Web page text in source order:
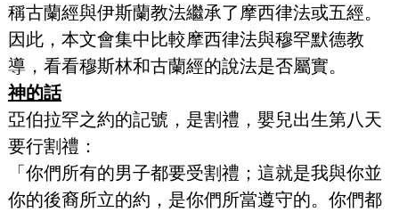
稱古蘭經與伊斯蘭教法繼承了摩西律法或五經。
因此，本文會集中比較摩西律法與穆罕默德教
導，看看穆斯林和古蘭經的說法是否屬實。
神的話
亞伯拉罕之約的記號，是割禮，嬰兒出生第八天
要行割禮：
「你們所有的男子都要受割禮；這就是我與你並
你的後裔所立的約，是你們所當遵守的。你們都